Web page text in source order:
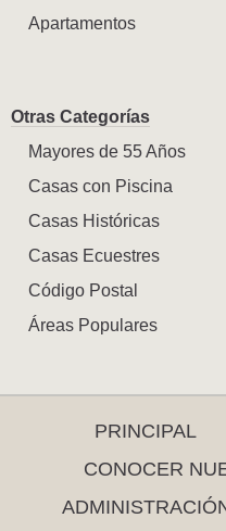
Apartamentos
Otras Categorías
Mayores de 55 Años
Casas con Piscina
Casas Históricas
Casas Ecuestres
Código Postal
Áreas Populares
PRINCIPAL
CONOCER